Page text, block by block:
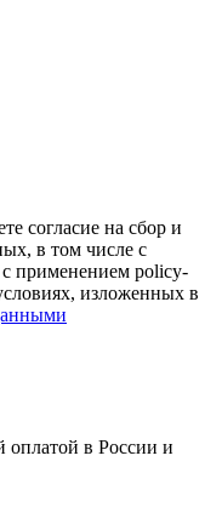
согласие на сбор и
в том числе с
применением policy-
изложенных в
оплатой в России и